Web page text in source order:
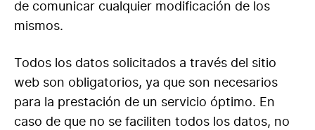
de comunicar cualquier modificación de los
mismos.
Todos los datos solicitados a través del sitio
web son obligatorios, ya que son necesarios
para la prestación de un servicio óptimo. En
caso de que no se faciliten todos los datos, no